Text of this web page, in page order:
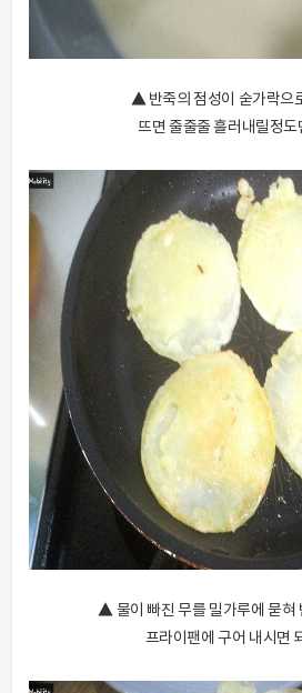
▲ 반죽의 점성이 숟가락으
뜨면 줄줄줄 흘러내릴정도
▲ 물이 빠진 무를 밀가루에 묻혀
프라이팬에 구어 내시면